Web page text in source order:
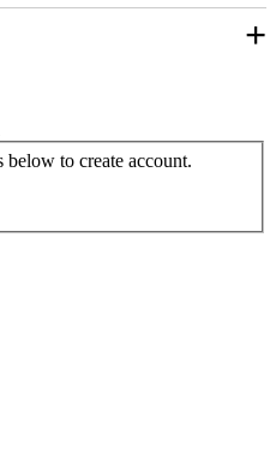
below to create account.